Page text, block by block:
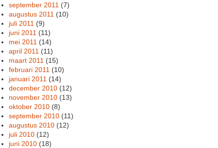
september 2011 (7)
augustus 2011 (10)
juli 2011 (9)
juni 2011 (11)
mei 2011 (14)
april 2011 (11)
maart 2011 (15)
februari 2011 (10)
januari 2011 (14)
december 2010 (12)
november 2010 (13)
oktober 2010 (8)
september 2010 (11)
augustus 2010 (12)
juli 2010 (12)
juni 2010 (18)